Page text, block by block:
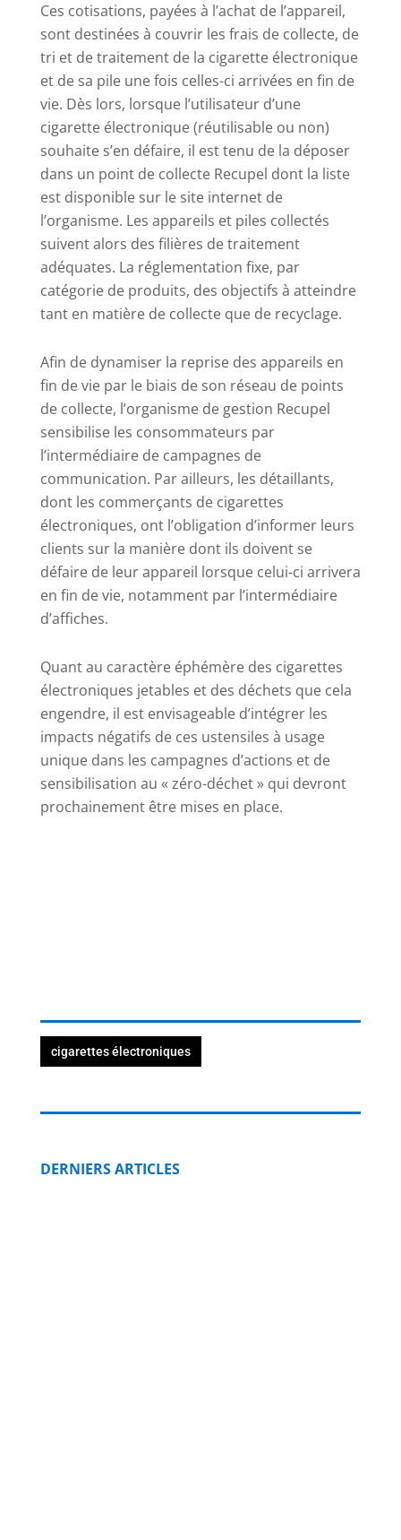
Ces cotisations, payées à l’achat de l’appareil,
sont destinées à couvrir les frais de collecte, de
tri et de traitement de la cigarette électronique
et de sa pile une fois celles-ci arrivées en fin de
vie. Dès lors, lorsque l’utilisateur d’une
cigarette électronique (réutilisable ou non)
souhaite s’en défaire, il est tenu de la déposer
dans un point de collecte Recupel dont la liste
est disponible sur le site internet de
l’organisme. Les appareils et piles collectés
suivent alors des filières de traitement
adéquates. La réglementation fixe, par
catégorie de produits, des objectifs à atteindre
tant en matière de collecte que de recyclage.
Afin de dynamiser la reprise des appareils en
fin de vie par le biais de son réseau de points
de collecte, l’organisme de gestion Recupel
sensibilise les consommateurs par
l’intermédiaire de campagnes de
communication. Par ailleurs, les détaillants,
dont les commerçants de cigarettes
électroniques, ont l’obligation d’informer leurs
clients sur la manière dont ils doivent se
défaire de leur appareil lorsque celui-ci arrivera
en fin de vie, notamment par l’intermédiaire
d’affiches.
Quant au caractère éphémère des cigarettes
électroniques jetables et des déchets que cela
engendre, il est envisageable d’intégrer les
impacts négatifs de ces ustensiles à usage
unique dans les campagnes d’actions et de
sensibilisation au « zéro-déchet » qui devront
prochainement être mises en place.
cigarettes électroniques
DERNIERS ARTICLES